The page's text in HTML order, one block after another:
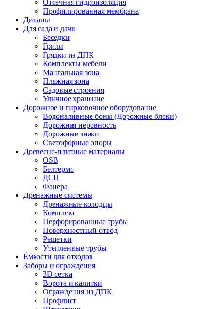
Отсечная гидроизоляция
Профилированная мембрана
Диваны
Для сада и дачи
Беседки
Грили
Грядки из ДПК
Комплекты мебели
Мангальная зона
Пляжная зона
Садовые строения
Уличное хранение
Дорожное и парковочное оборудование
Водоналивные боны (Дорожные блоки)
Дорожная неровность
Дорожные знаки
Светофорные опоры
Древесно-плитные материалы
OSB
Белтермо
ДСП
Фанера
Дренажные системы
Дренажные колодцы
Комплект
Перфорированные трубы
Поверхностный отвод
Решетки
Утепленные трубы
Ёмкости для отходов
Заборы и ограждения
3D сетка
Ворота и калитки
Ограждения из ДПК
Профлист